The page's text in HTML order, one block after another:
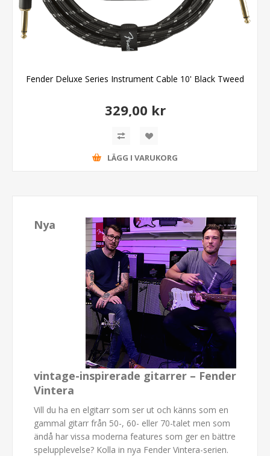
Fender Deluxe Series Instrument Cable 10' Black Tweed
329,00 kr
LÄGG I VARUKORG
Nya
vintage-inspirerade gitarrer – Fender
Vintera
Vill du ha en elgitarr som ser ut och känns som en
gammal gitarr från 50-, 60- eller 70-talet men som
ändå har vissa moderna features som ger en bättre
spelupplevelse? Kolla in nya Fender Vintera-serien.